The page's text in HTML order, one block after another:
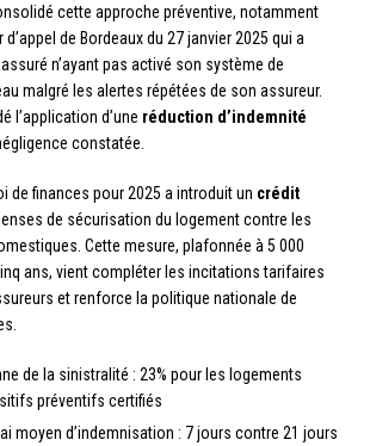
cette approche préventive, notamment
d’appel de Bordeaux du 27 janvier 2025 qui a
n’ayant pas activé son système de
malgré les alertes répétées de son assureur.
l’application d’une réduction d’indemnité
constatée.
de finances pour 2025 a introduit un crédit
de sécurisation du logement contre les
Cette mesure, plafonnée à 5 000
ans, vient compléter les incitations tarifaires
et renforce la politique nationale de
de la sinistralité : 23% pour les logements
préventifs certifiés
moyen d’indemnisation : 7 jours contre 21 jours